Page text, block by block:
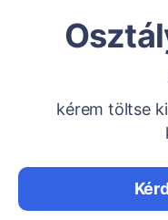
kérem töltse